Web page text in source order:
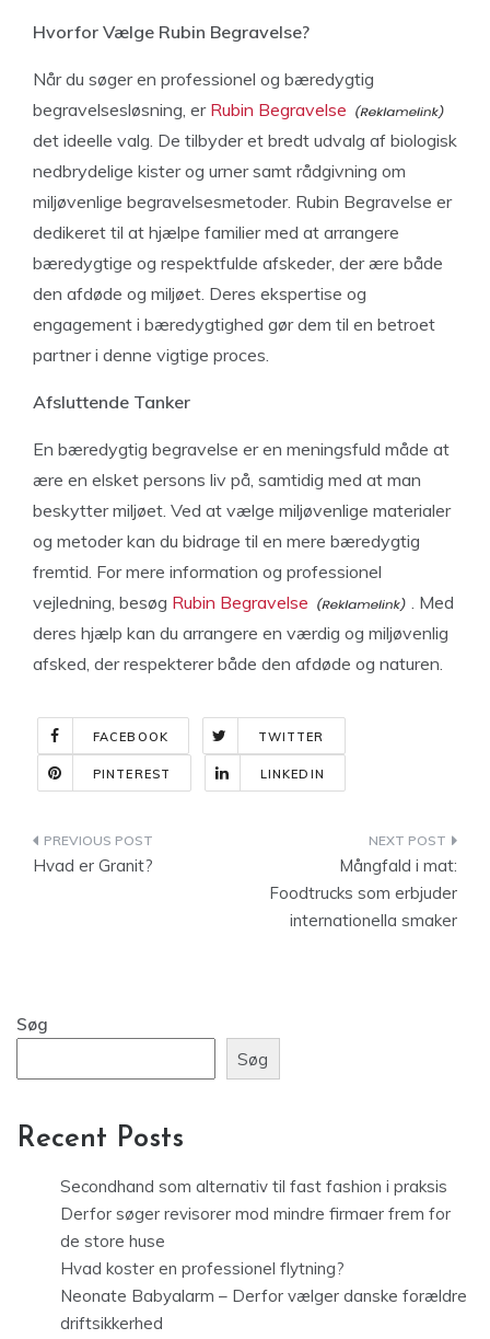
Hvorfor Vælge Rubin Begravelse?
Når du søger en professionel og bæredygtig
begravelsesløsning, er Rubin Begravelse
det ideelle valg. De tilbyder et bredt udvalg af biologisk
nedbrydelige kister og urner samt rådgivning om
miljøvenlige begravelsesmetoder. Rubin Begravelse er
dedikeret til at hjælpe familier med at arrangere
bæredygtige og respektfulde afskeder, der ære både
den afdøde og miljøet. Deres ekspertise og
engagement i bæredygtighed gør dem til en betroet
partner i denne vigtige proces.
Afsluttende Tanker
En bæredygtig begravelse er en meningsfuld måde at
ære en elsket persons liv på, samtidig med at man
beskytter miljøet. Ved at vælge miljøvenlige materialer
og metoder kan du bidrage til en mere bæredygtig
fremtid. For mere information og professionel
vejledning, besøg Rubin Begravelse
. Med
deres hjælp kan du arrangere en værdig og miljøvenlig
afsked, der respekterer både den afdøde og naturen.
FACEBOOK TWITTER
PINTEREST LINKEDIN
Indlægsnavigation
Hvad er Granit?
Mångfald i mat:
Foodtrucks som erbjuder
internationella smaker
Søg
Søg
Recent Posts
Secondhand som alternativ til fast fashion i praksis
Derfor søger revisorer mod mindre firmaer frem for
de store huse
Hvad koster en professionel flytning?
Neonate Babyalarm – Derfor vælger danske forældre
driftsikkerhed